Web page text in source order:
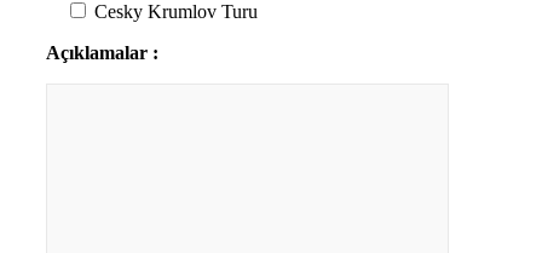
Cesky Krumlov Turu
Açıklamalar :